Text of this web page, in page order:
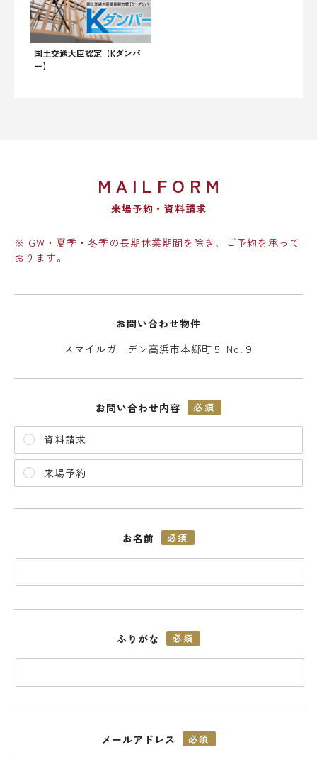
国土交通大臣認定【Kダンパ
ー】
MAILFORM
来場予約・資料請求
※ GW・夏季・冬季の長期休業期間を除き、ご予約を承って
おります。
お問い合わせ物件
スマイルガーデン高浜市本郷町５ No.９
お問い合わせ内容 必須
資料請求
来場予約
お名前 必須
ふりがな 必須
メールアドレス 必須